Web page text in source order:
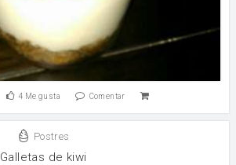
4 Me gusta Comentar
Postres
Galletas de kiwi